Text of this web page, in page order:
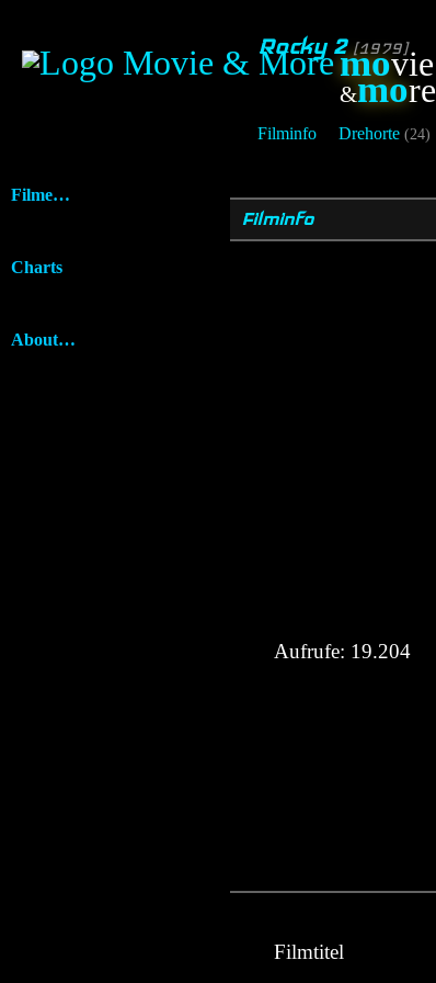
movie
&more
Rocky 2[1979]
Filminfo Drehorte (24)
Filme…
Charts
About…
Filminfo
Aufrufe: 19.204
Filmtitel